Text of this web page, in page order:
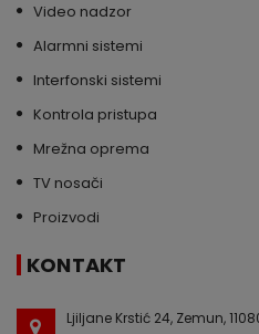
Video nadzor
Alarmni sistemi
Interfonski sistemi
Kontrola pristupa
Mrežna oprema
TV nosači
Proizvodi
KONTAKT
Ljiljane Krstić 24, Zemun,